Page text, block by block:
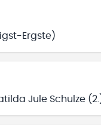
Ergste)
Jule Schulze